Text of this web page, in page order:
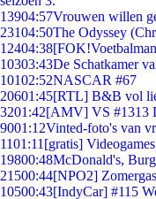
13904:57Vrouwen willen
23104:50The Odyssey
12404:38
10303:43De Schatkamer
10102:52NASCAR #67
20601:45[RTL] B&B vol
3201:42[AMV] VS #1313
9001:12Vinted-foto's van
1101:11 [gratis]
19800:48McDonald's,
21500:44[NPO2]
10500:43[IndyCar] #115